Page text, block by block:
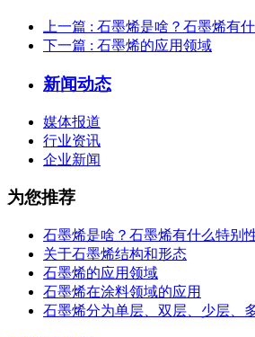
上一篇 : 石墨烯是啥？石墨烯有
下一篇 : 石墨烯的应用领域
新闻动态
媒体报道
行业资讯
企业新闻
为您推荐
石墨烯是啥？石墨烯有什么特别
关于石墨烯结构和形态
石墨烯的应用领域
石墨烯在涂料领域的应用
石墨烯分为单层、双层、少层、